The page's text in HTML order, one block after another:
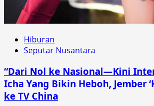
Hiburan
Seputar Nusantara
“Dari Nol ke Nasional—Kini
Icha Yang Bikin Heboh, Jember
ke TV China